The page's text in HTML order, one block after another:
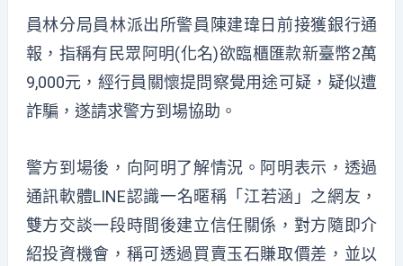
員林分局員林派出所警員陳建瑋日前接獲銀行通
報，指稱有民眾阿明(化名)欲臨櫃匯款新臺幣2萬
9,000元，經行員關懷提問察覺用途可疑，疑似遭
詐騙，遂請求警方到場協助。
警方到場後，向阿明了解情況。阿明表示，透過
通訊軟體LINE認識一名暱稱「江若涵」之網友，
雙方交談一段時間後建立信任關係，對方隨即介
紹投資機會，稱可透過買賣玉石賺取價差，並以